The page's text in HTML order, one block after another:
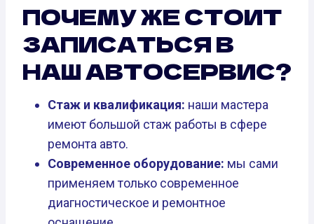
ПОЧЕМУ ЖЕ СТОИТ
ЗАПИСАТЬСЯ В
НАШ АВТОСЕРВИС?
Стаж и квалификация: наши мастера
имеют большой стаж работы в сфере
ремонта авто.
Современное оборудование: мы сами
применяем только современное
диагностическое и ремонтное